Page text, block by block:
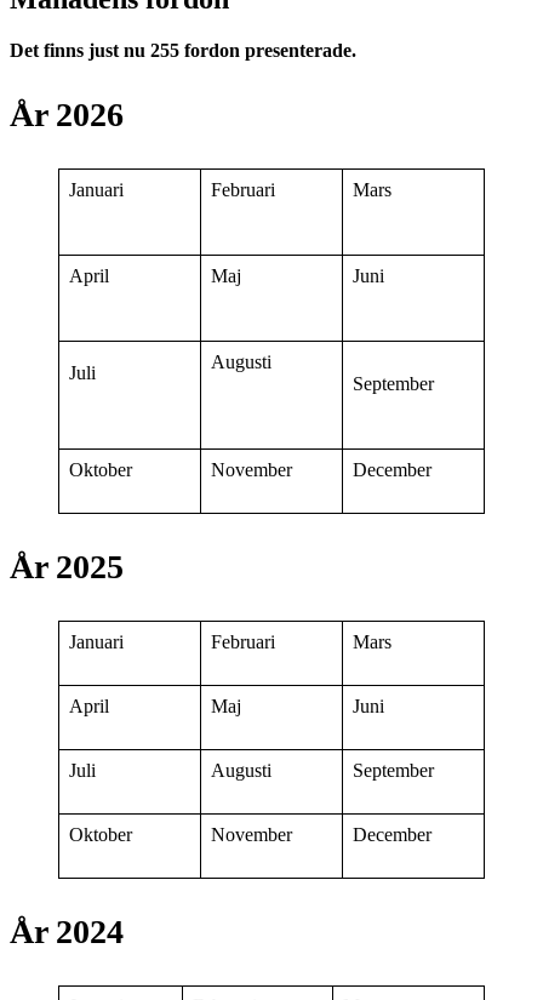
Det finns just nu 255 fordon presenterade.
År 2026
Januari Februari Mars
April Maj Juni
Juli
Augusti
September
Oktober November December
År 2025
Januari Februari Mars
April Maj Juni
Juli Augusti September
Oktober November December
År 2024